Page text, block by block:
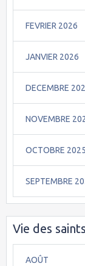
FEVRIER 2026
JANVIER 2026
DECEMBRE
NOVEMBRE
OCTOBRE 2025
SEPTEMBRE
Vie des saints
AOÛT